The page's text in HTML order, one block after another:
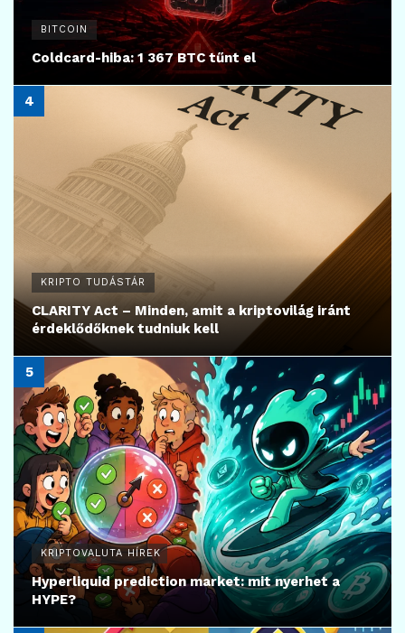
BITCOIN
Coldcard-hiba: 1 367 BTC tűnt el
KRIPTO TUDÁSTÁR
CLARITY Act – Minden, amit a kriptovilág iránt
érdeklődőknek tudniuk kell
KRIPTOVALUTA HÍREK
Hyperliquid prediction market: mit nyerhet a
HYPE?